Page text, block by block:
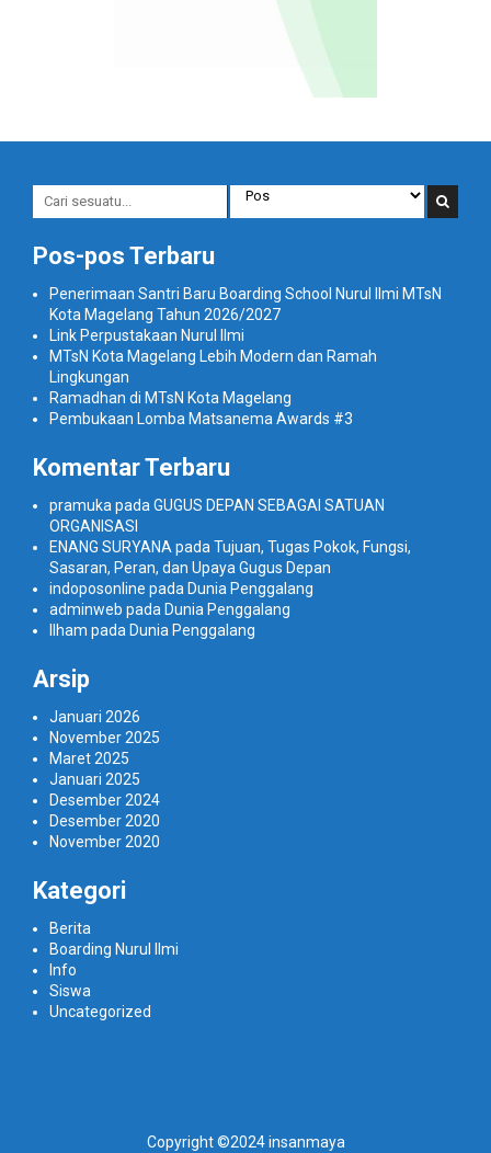
Pos-pos Terbaru
Penerimaan Santri Baru Boarding School Nurul Ilmi MTsN
Kota Magelang Tahun 2026/2027
Link Perpustakaan Nurul Ilmi
MTsN Kota Magelang Lebih Modern dan Ramah
Lingkungan
Ramadhan di MTsN Kota Magelang
Pembukaan Lomba Matsanema Awards #3
Komentar Terbaru
pramuka pada GUGUS DEPAN SEBAGAI SATUAN
ORGANISASI
ENANG SURYANA pada Tujuan, Tugas Pokok, Fungsi,
Sasaran, Peran, dan Upaya Gugus Depan
indoposonline pada Dunia Penggalang
adminweb pada Dunia Penggalang
Ilham pada Dunia Penggalang
Arsip
Januari 2026
November 2025
Maret 2025
Januari 2025
Desember 2024
Desember 2020
November 2020
Kategori
Berita
Boarding Nurul Ilmi
Info
Siswa
Uncategorized
Copyright ©2024 insanmaya